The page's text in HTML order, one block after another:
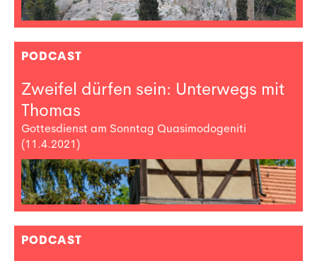
PODCAST
Zweifel dürfen sein: Unterwegs mit
Thomas
Gottesdienst am Sonntag Quasimodogeniti
(11.4.2021)
PODCAST